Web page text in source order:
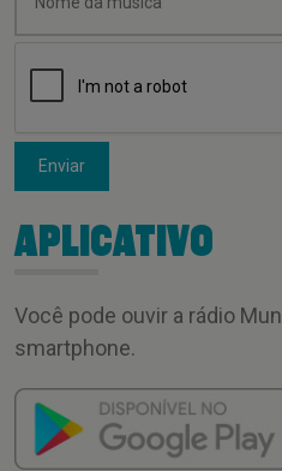
Enviar
APLICATIVO
Você pode ouvir a rádio
smartphone.